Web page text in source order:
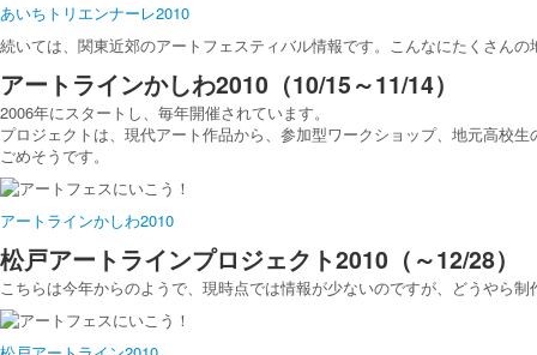
あいちトリエンナーレ2010
続いては、関東近郊のアートフェスティバル情報です。こんなにたくさん
アートラインかしわ2010（10/15～11/14）
2006年にスタートし、毎年開催されています。
プロジェクトは、現代アート作品から、参加型ワークショップ、地元高校
ごめそうです。
アートラインかしわ2010
松戸アートラインプロジェクト2010（～12/28）
こちらは今年からのようで、現時点では情報が少ないのですが、どうやら